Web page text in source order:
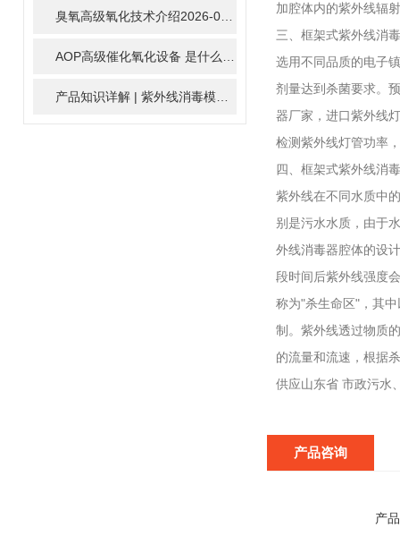
臭氧高级氧化技术介绍2026-02-27
2025-11-17
2024-01-16
加腔体内的紫外线辐
三、框架式紫外线消
选用不同品质的电子
剂量达到杀菌要求。
器厂家，进口紫外线
检测紫外线灯管功率
四、框架式紫外线消
紫外线在不同水质中
别是污水水质，由于
外线消毒器腔体的设
段时间后紫外线强度
称为"杀生命区"，其
制。紫外线透过物质
的流量和流速，根据
供应山东省 市政污水
产品咨询
产